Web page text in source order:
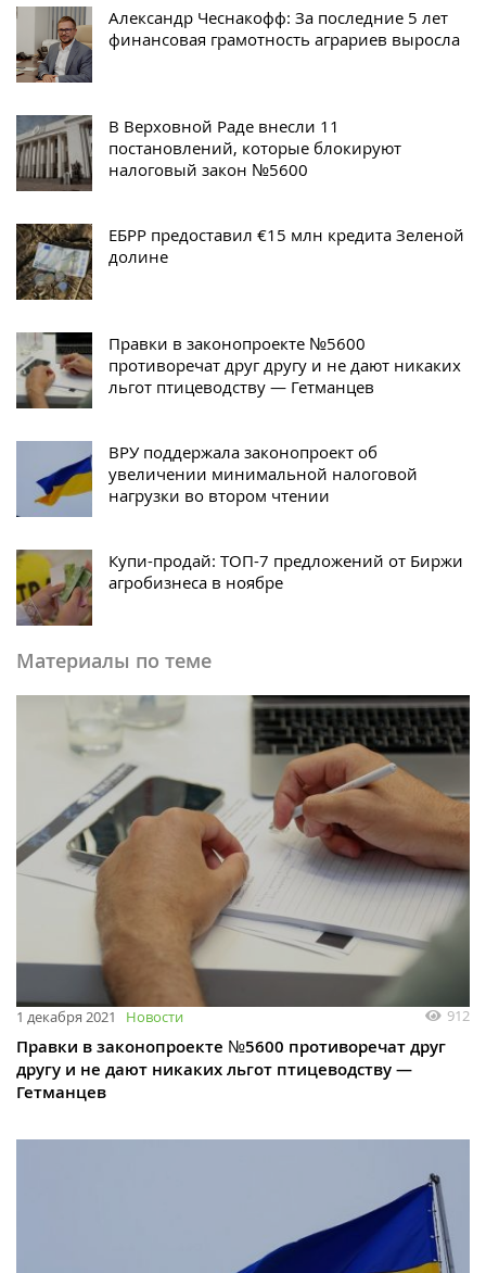
Александр Чеснакофф: За последние 5 лет
финансовая грамотность аграриев выросла
В Верховной Раде внесли 11
постановлений, которые блокируют
налоговый закон №5600
ЕБРР предоставил €15 млн кредита Зеленой
долине
Правки в законопроекте №5600
противоречат друг другу и не дают никаких
льгот птицеводству — Гетманцев
ВРУ поддержала законопроект об
увеличении минимальной налоговой
нагрузки во втором чтении
Купи-продай: ТОП-7 предложений от Биржи
агробизнеса в ноябре
Материалы по теме
1 декабря 2021 Новости 912
Правки в законопроекте №5600 противоречат друг
другу и не дают никаких льгот птицеводству —
Гетманцев